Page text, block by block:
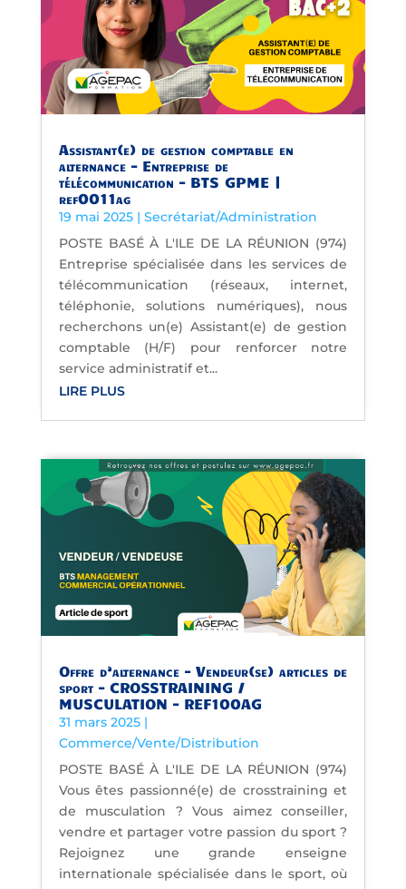
Assistant(e) de gestion comptable en
alternance – Entreprise de
télécommunication – BTS GPME |
ref0011ag
19 mai 2025| Secrétariat/Administration
POSTE BASÉ À L'ILE DE LA RÉUNION (974)
Entreprise spécialisée dans les services de
télécommunication (réseaux, internet,
téléphonie, solutions numériques), nous
recherchons un(e) Assistant(e) de gestion
comptable (H/F) pour renforcer notre
service administratif et...
LIRE PLUS
Offre d’alternance – Vendeur(se) articles de
sport – CROSSTRAINING /
MUSCULATION – REF100AG
31 mars 2025|
Commerce/Vente/Distribution
POSTE BASÉ À L'ILE DE LA RÉUNION (974)
Vous êtes passionné(e) de crosstraining et
de musculation ? Vous aimez conseiller,
vendre et partager votre passion du sport ?
Rejoignez une grande enseigne
internationale spécialisée dans le sport, où